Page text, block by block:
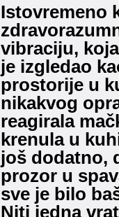
Istovremeno
vibraciju,
je izgledao
prostorije u
nikakvog
reagirala
krenula u
još dodatno,
prozor u
sve je bilo
Niti jedna